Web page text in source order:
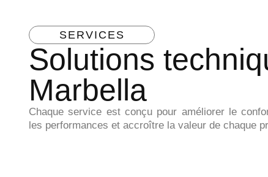
SERVICES
Solutions
Marbella
Chaque service est conçu pour améliorer le
les performances et accroître la valeur de chaque